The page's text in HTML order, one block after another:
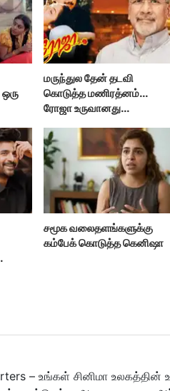
மருந்துல தேன் தடவி
கொடுத்த மணிரத்னம்...
ரோஜா உருவானது
சமூக வலைதளங்களுக்கு
கம்பேக் கொடுத்த கெனிஷா
– உங்கள் சினிமா